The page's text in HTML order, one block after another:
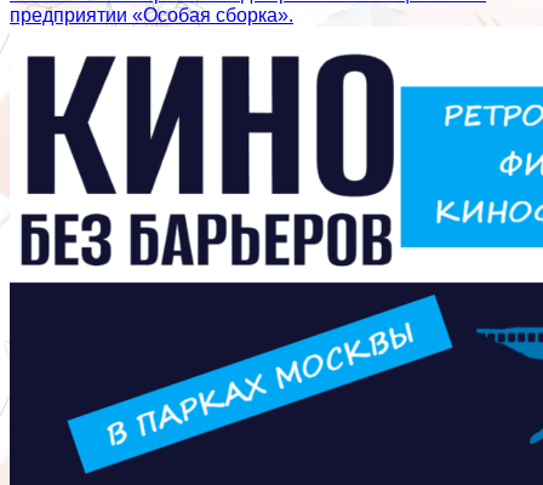
предприятии «Особая сборка».